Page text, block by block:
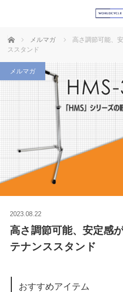
ホーム メルマガ
高さ調節可能、
ススタンド
メルマガ
2023.08.22
高さ調節可能、安定感
テナンススタンド
おすすめアイテム